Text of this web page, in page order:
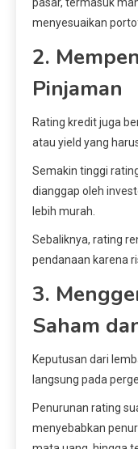
menyesuaikan
2.
Pinjaman
Rating kredit juga
atau yield yang
Semakin tinggi
dianggap oleh
lebih murah.
Sebaliknya, rating
pendanaan karena
3.
Saham
Keputusan dari
langsung pada
Penurunan rating
menyebabkan